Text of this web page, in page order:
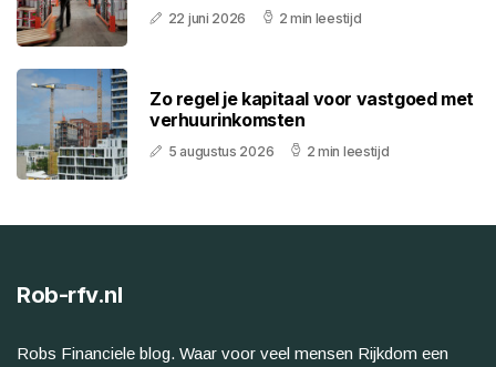
22 juni 2026 2 min leestijd
Zo regel je kapitaal voor vastgoed met
verhuurinkomsten
5 augustus 2026 2 min leestijd
Rob-rfv.nl
Robs Financiele blog. Waar voor veel mensen Rijkdom een